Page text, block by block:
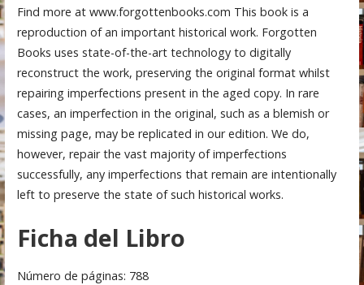
Find more at www.forgottenbooks.com This book is a
reproduction of an important historical work. Forgotten
Books uses state-of-the-art technology to digitally
reconstruct the work, preserving the original format whilst
repairing imperfections present in the aged copy. In rare
cases, an imperfection in the original, such as a blemish or
missing page, may be replicated in our edition. We do,
however, repair the vast majority of imperfections
successfully, any imperfections that remain are intentionally
left to preserve the state of such historical works.
Ficha del Libro
Número de páginas: 788